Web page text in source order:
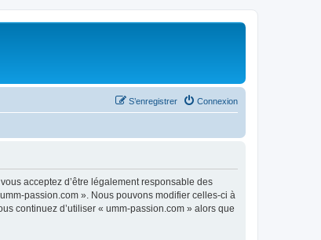
Connexion
S’enregistrer
acceptez d’être légalement responsable des
passion.com ». Nous pouvons modifier celles-ci à
continuez d’utiliser « umm-passion.com » alors que